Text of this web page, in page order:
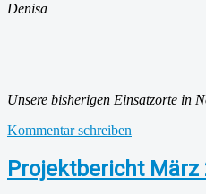
Denisa
Unsere bisherigen Einsatzorte in
Kommentar schreiben
Projektbericht März